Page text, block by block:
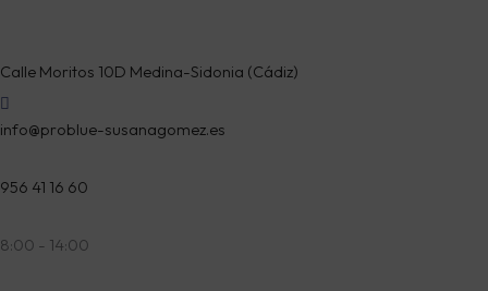
Calle Moritos 10D Medina-Sidonia (Cádiz)
info@problue-susanagomez.es
956 41 16 60
8:00 - 14:00